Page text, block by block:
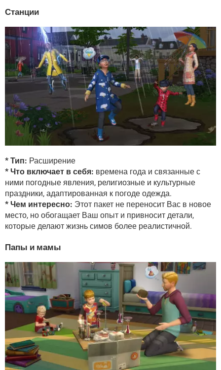
Станции
* Тип: Расширение
* Что включает в себя: времена года и связанные с
ними погодные явления, религиозные и культурные
праздники, адаптированная к погоде одежда.
* Чем интересно: Этот пакет не переносит Вас в новое
место, но обогащает Ваш опыт и привносит детали,
которые делают жизнь симов более реалистичной.
Папы и мамы